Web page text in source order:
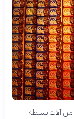
من آلات بسيطة